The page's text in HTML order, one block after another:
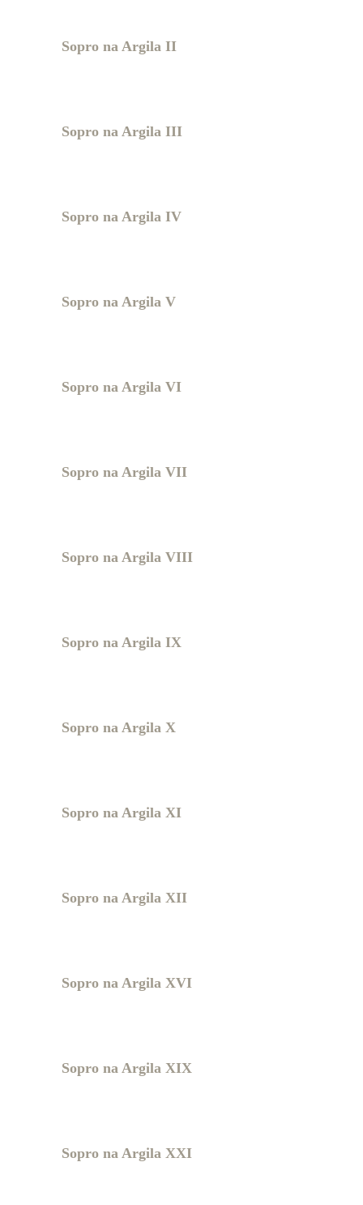
Sopro na Argila II
Sopro na Argila III
Sopro na Argila IV
Sopro na Argila V
Sopro na Argila VI
Sopro na Argila VII
Sopro na Argila VIII
Sopro na Argila IX
Sopro na Argila X
Sopro na Argila XI
Sopro na Argila XII
Sopro na Argila XVI
Sopro na Argila XIX
Sopro na Argila XXI